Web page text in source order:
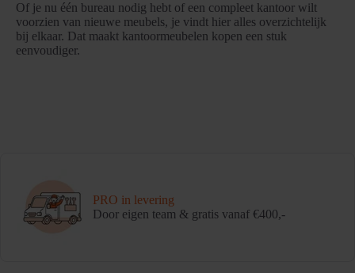
Of je nu één bureau nodig hebt of een compleet kantoor wilt
voorzien van nieuwe meubels, je vindt hier alles overzichtelijk
bij elkaar. Dat maakt kantoormeubelen kopen een stuk
eenvoudiger.
PRO in levering
Door eigen team & gratis vanaf €400,-